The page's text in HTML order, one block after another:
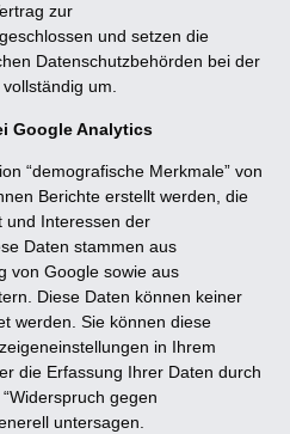
zur
und setzen die
Datenschutzbehörden bei der
um.
Google Analytics
“demografische Merkmale” von
Berichte erstellt werden, die
und Interessen der
Daten stammen aus
von Google sowie aus
Diese Daten können keiner
werden. Sie können diese
in Ihrem
die Erfassung Ihrer Daten durch
gegen
untersagen.